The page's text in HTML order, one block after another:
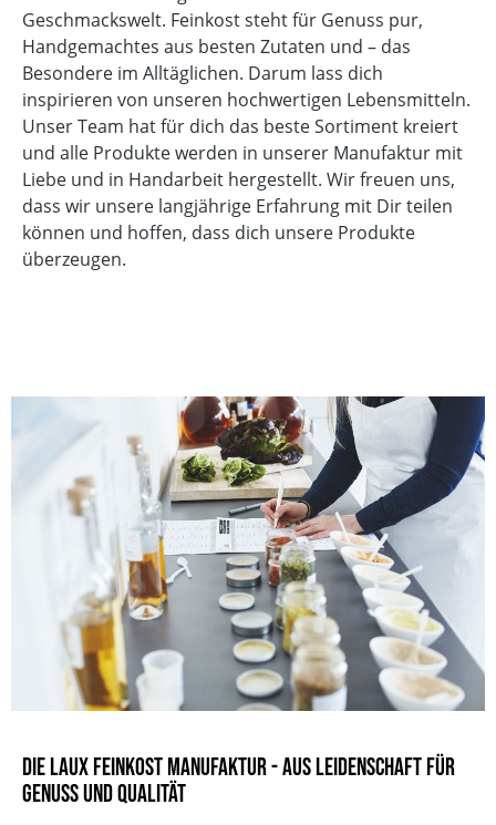
Geschmackswelt. Feinkost steht für Genuss pur,
Handgemachtes aus besten Zutaten und – das
Besondere im Alltäglichen. Darum lass dich
inspirieren von unseren hochwertigen Lebensmitteln.
Unser Team hat für dich das beste Sortiment kreiert
und alle Produkte werden in unserer Manufaktur mit
Liebe und in Handarbeit hergestellt. Wir freuen uns,
dass wir unsere langjährige Erfahrung mit Dir teilen
können und hoffen, dass dich unsere Produkte
überzeugen.
Die LAUX Feinkost Manufaktur - Aus Leidenschaft für
Genuss und Qualität